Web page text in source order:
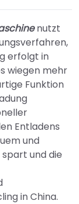
nutzt
erfolgt in
wiegen mehr
Funktion
Entladens
und
und die
in China.